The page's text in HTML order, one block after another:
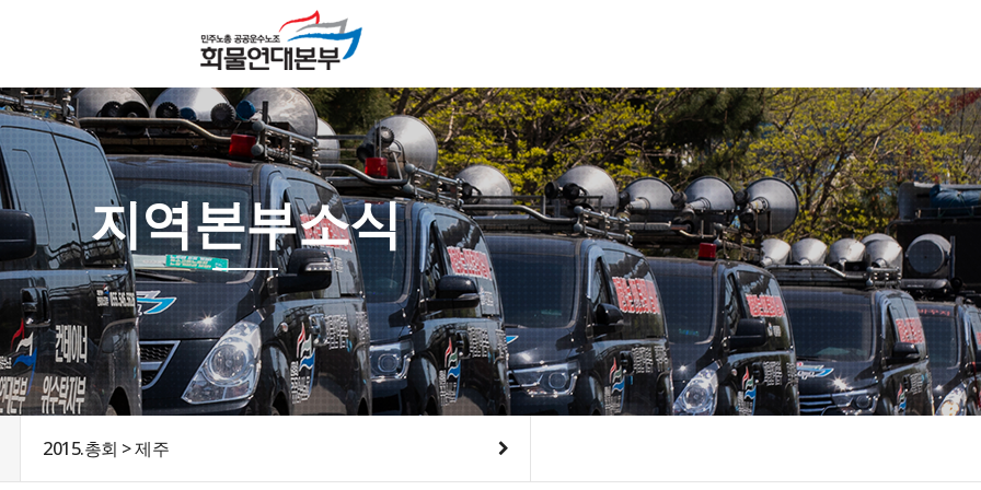
지역본부소식
2015.총회 > 제주